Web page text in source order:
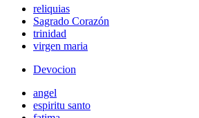
reliquias
Sagrado Corazón
trinidad
virgen maria
Devocion
angel
espiritu santo